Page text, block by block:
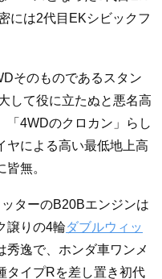
には2代目EKシビックフ
そのものであるスタン
して役に立たぬと悪名高
「4WDのクロカン」らし
ヤによる高い最低地上高
無。
ターのB20Bエンジンは
譲りの4輪ダブルウィッ
秀逸で、ホンダ車ワンメ
タイプRを差し置き初代